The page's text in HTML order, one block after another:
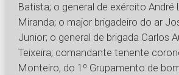
Batista; o general de exército André
Miranda; o major brigadeiro do ar
Junior; o general de brigada Carlos
Teixeira; comandante tenente
Monteiro, do 1º Grupamento de